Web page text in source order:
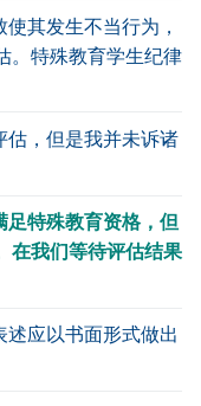
其发生不当行为，
。特殊教育学生纪律
估，但是我并未诉诸
足特殊教育资格，但
在我们等待评估结果
述应以书面形式做出